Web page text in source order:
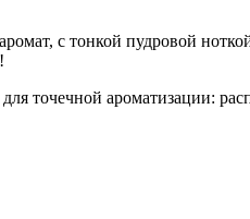
с тонкой пудровой
точечной ароматизации: